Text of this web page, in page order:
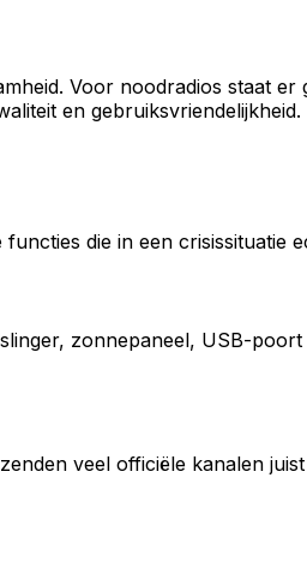
Voor noodradios staat er
en
die in een crisissituatie
zonnepaneel, USB-
veel officiële kanalen